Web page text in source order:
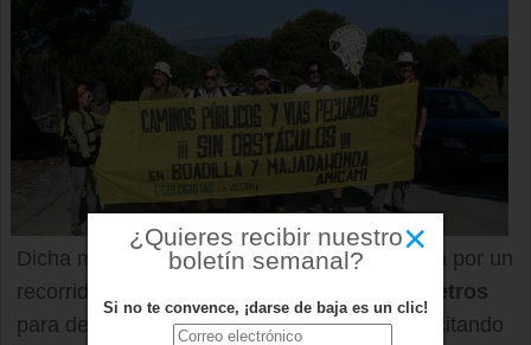
Dicha manifestación consistía en una marcha por un
recorrido de aproximadamente
nueve kilómetros
para defender estos espacios públicos y solicitando
×
¿Quieres recibir nuestro
boletín semanal?
Si no te convence, ¡darse de baja es un clic!